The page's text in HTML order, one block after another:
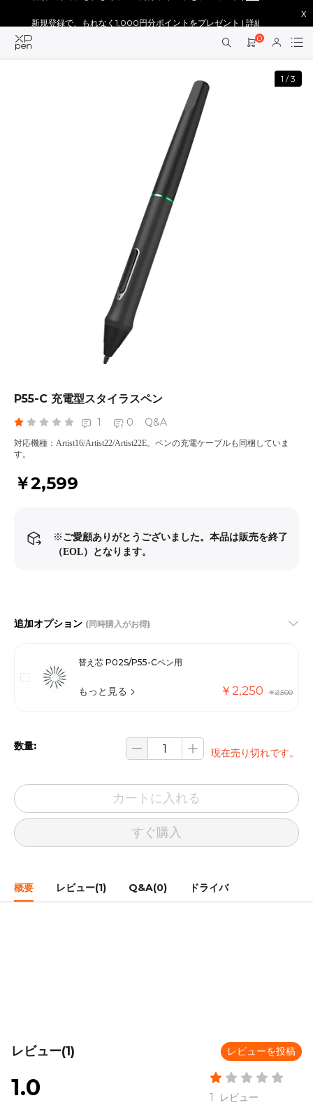
x
0
1 /3
P55-C 充電型スタイラスペン
1 0 Q&A
対応機種：Artist16/Artist22/Artist22E。ペンの充電ケーブルも同梱していま
す。
￥2,599
※ ご愛顧ありがとうございました。本品は販売を終了
（EOL）となります。
追加オプション (同時購入がお得)
替え芯 P02S/P55-Cペン用
もっと見る ￥2,250 ￥2,500
数量:
現在売り切れです。
カートに入れる
すぐ購入
概要 レビュー(1) Q&A(0) ドライバ
レビュー(1) レビューを投稿
1.0 1 レビュー